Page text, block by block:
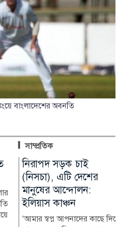
বাংলাদেশের অবনতি
সাম্প্রতিক
পিরোজপুরে নির্মাণাধীন
মাদ্রাসা কাম সাইক্লোন
সেন্টার পরিদর্শন করেছেন
কাজী রওনাকুল ইসলাম
টিপু